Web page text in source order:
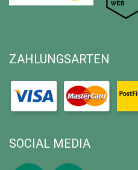
ZAHLUNGSARTEN
SOCIAL MEDIA